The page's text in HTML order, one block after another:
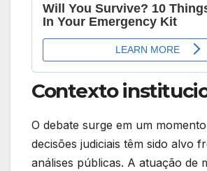
Contexto
O debate surge em um
decisões judiciais têm sido alvo
análises públicas. A atuação de